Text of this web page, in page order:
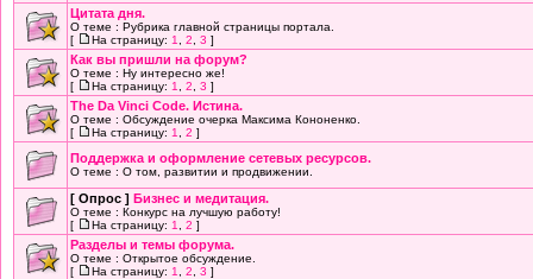
Цитата дня.
О теме : Рубрика главной страницы портала.
[
На страницу: 1 2 3 ]
Как вы пришли на форум?
О теме : Ну интересно же!
[
На страницу: 1 2 3 ]
The Da Vinci Code. Истина.
О теме : Обсуждение очерка Максима Кононенко.
[
На страницу: 1 2 ]
Поддержка и оформление сетевых ресурсов.
О теме : О том, развитии и продвижении.
[ Опрос ] Бизнес и медитация.
О теме : Конкурс на лучшую работу!
[
На страницу: 1 2 ]
Разделы и темы форума.
О теме : Открытое обсуждение.
[
На страницу: 1 2 3 ]